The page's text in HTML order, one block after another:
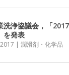
洗浄協議会，「
を発表
|潤滑剤・化学品